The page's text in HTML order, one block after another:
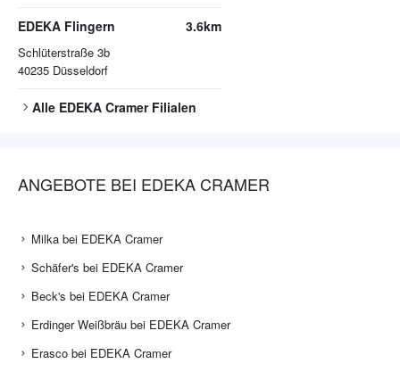
EDEKA Flingern
Schlüterstraße 3b
40235 Düsseldorf
3.6km
Alle EDEKA CramerFilialen
ANGEBOTE BEI EDEKA CRAMER
Milka bei EDEKA Cramer
Schäfer's bei EDEKA Cramer
Beck's bei EDEKA Cramer
Erdinger Weißbräu bei EDEKA Cramer
Erasco bei EDEKA Cramer